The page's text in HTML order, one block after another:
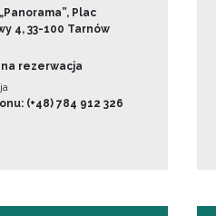
Plac
4, 33-100 Tarnów
rezerwacja
(+48) 784 912 326